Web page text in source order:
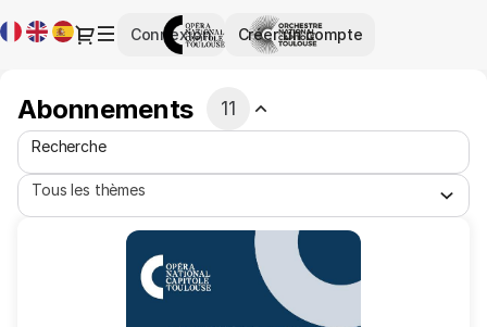
Langue
Dialogue
Connexion Créer un compte
des
Opéra
Orchestre
national
Abonnements 11
Recherche
Tous les thèmes
ABONNEMENT